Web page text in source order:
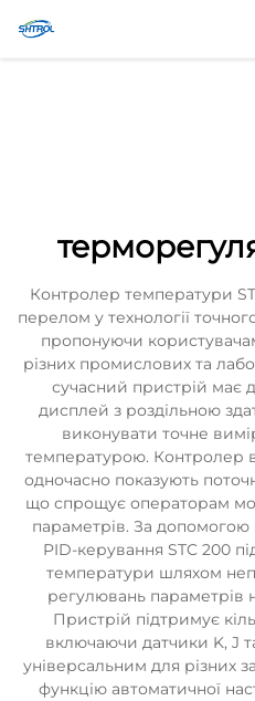
Зв'яжіться з нами
Контролер температури
перелом у технології
пропонуючи
різних промислових та
сучасний пристрій
дисплей з роздільною
виконувати точне
температурою. Контролер
одночасно показують
що спрощує операторам
параметрів. За допомогою
PID-керування STC 200
температури шляхом
регулювань параметрів
Пристрій підтримує
включаючи датчики K, J
універсальним для різних
функцію автоматичної